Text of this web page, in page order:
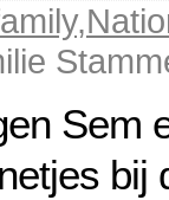
,
Sem
bij